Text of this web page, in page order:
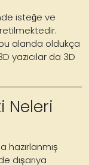
isteğe ve
alanda oldukça
yazıcılar da 3D
Neleri
hazırlanmış
dışarıya